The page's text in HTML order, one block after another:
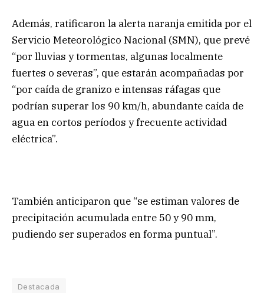
Además, ratificaron la alerta naranja emitida por el
Servicio Meteorológico Nacional (SMN), que prevé
“por lluvias y tormentas, algunas localmente
fuertes o severas”, que estarán acompañadas por
“por caída de granizo e intensas ráfagas que
podrían superar los 90 km/h, abundante caída de
agua en cortos períodos y frecuente actividad
eléctrica”.
También anticiparon que “se estiman valores de
precipitación acumulada entre 50 y 90 mm,
pudiendo ser superados en forma puntual”.
Destacada